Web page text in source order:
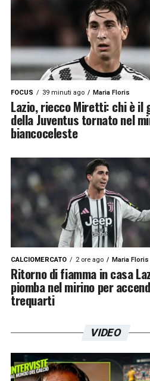
FOCUS 39 minuti ago Maria Floris
Lazio, riecco Miretti: chi è il
della Juventus tornato nel
biancoceleste
CALCIOMERCATO 2 ore ago Maria Floris
Ritorno di fiamma in casa
piomba nel mirino per
trequarti
VIDEO